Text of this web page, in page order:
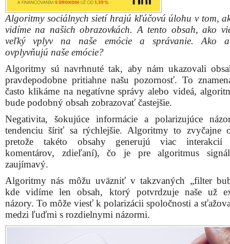
Algoritmy sociálnych sietí hrajú kľúčovú úlohu v tom,
vidíme na našich obrazovkách. A tento obsah, ako
veľký vplyv na naše emócie a správanie. Ako
ovplyvňujú naše emócie?
Algoritmy sú navrhnuté tak, aby nám ukazovali
pravdepodobne pritiahne našu pozornosť. To
často klikáme na negatívne správy alebo videá,
bude podobný obsah zobrazovať častejšie.
Negativita, šokujúce informácie a polarizujúce
tendenciu šíriť sa rýchlejšie. Algoritmy to zvyčajne
pretože takéto obsahy generujú viac interakcií
komentárov, zdieľaní), čo je pre algoritmus
zaujímavý.
Algoritmy nás môžu uväzniť v takzvaných „filter
kde vidíme len obsah, ktorý potvrdzuje naše už
názory. To môže viesť k polarizácii spoločnosti a
medzi ľuďmi s rozdielnymi názormi.